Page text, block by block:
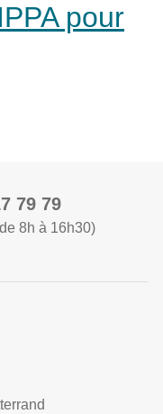
pour
79 79
8h à 16h30)